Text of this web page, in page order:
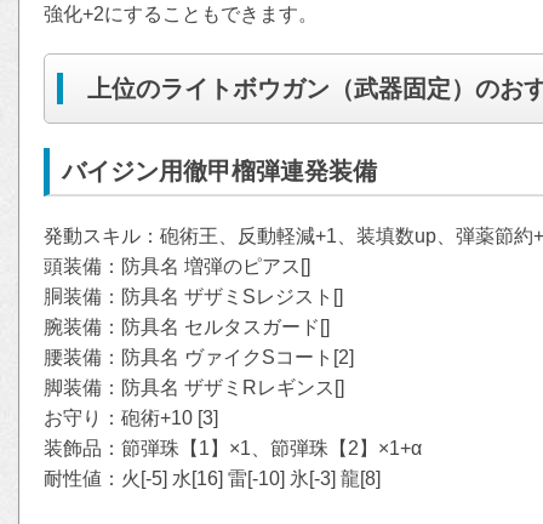
強化+2にすることもできます。
上位のライトボウガン（武器固定）のお
バイジン用徹甲榴弾連発装備
発動スキル：砲術王、反動軽減+1、装填数up、弾薬節
頭装備：防具名 増弾のピアス[]
胴装備：防具名 ザザミSレジスト[]
腕装備：防具名 セルタスガード[]
腰装備：防具名 ヴァイクSコート[2]
脚装備：防具名 ザザミRレギンス[]
お守り：砲術+10 [3]
装飾品：節弾珠【1】×1、節弾珠【2】×1+α
耐性値：火[-5] 水[16] 雷[-10] 氷[-3] 龍[8]